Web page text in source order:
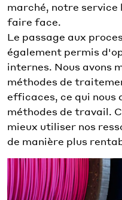
marché, notre
faire face.
Le passage aux
également permis
internes. Nous avons
méthodes de
efficaces, ce qui nous
méthodes de travail.
mieux utiliser nos
de manière plus